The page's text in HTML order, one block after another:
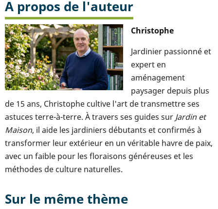
A propos de l'auteur
Christophe
Jardinier passionné et
expert en
aménagement
paysager depuis plus
de 15 ans, Christophe cultive l'art de transmettre ses
astuces terre-à-terre. À travers ses guides sur Jardin et
Maison, il aide les jardiniers débutants et confirmés à
transformer leur extérieur en un véritable havre de paix,
avec un faible pour les floraisons généreuses et les
méthodes de culture naturelles.
Sur le même thème